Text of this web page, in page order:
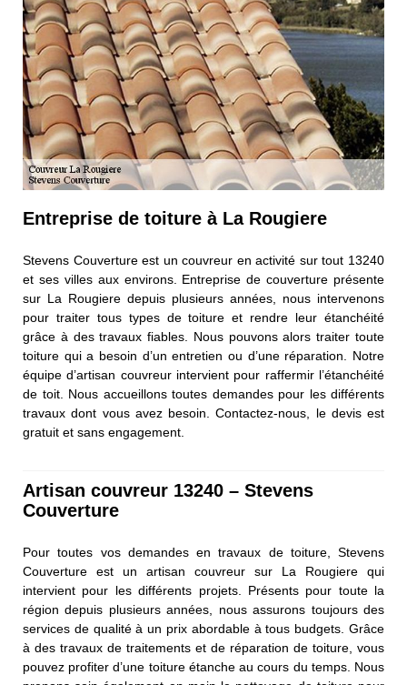
Entreprise de toiture à La Rougiere
Stevens Couverture est un couvreur en activité sur tout 13240
et ses villes aux environs. Entreprise de couverture présente
sur La Rougiere depuis plusieurs années, nous intervenons
pour traiter tous types de toiture et rendre leur étanchéité
grâce à des travaux fiables. Nous pouvons alors traiter toute
toiture qui a besoin d’un entretien ou d’une réparation. Notre
équipe d’artisan couvreur intervient pour raffermir l’étanchéité
de toit. Nous accueillons toutes demandes pour les différents
travaux dont vous avez besoin. Contactez-nous, le devis est
gratuit et sans engagement.
Artisan couvreur 13240 – Stevens
Couverture
Pour toutes vos demandes en travaux de toiture, Stevens
Couverture est un artisan couvreur sur La Rougiere qui
intervient pour les différents projets. Présents pour toute la
région depuis plusieurs années, nous assurons toujours des
services de qualité à un prix abordable à tous budgets. Grâce
à des travaux de traitements et de réparation de toiture, vous
pouvez profiter d’une toiture étanche au cours du temps. Nous